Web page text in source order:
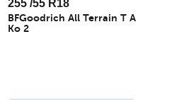
255 /55 R18
BFGoodrich All Terrain T A
Ko 2